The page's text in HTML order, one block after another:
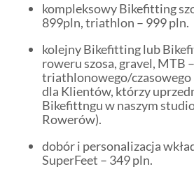
kompleksowy Bikefitting
899pln, triathlon – 999 pln.
kolejny Bikefitting lub
roweru szosa, gravel, MTB
triathlonowego/czasowego
dla Klientów, którzy
Bikefittngu w naszym
Rowerów).
dobór i personalizacja
SuperFeet – 349 pln.